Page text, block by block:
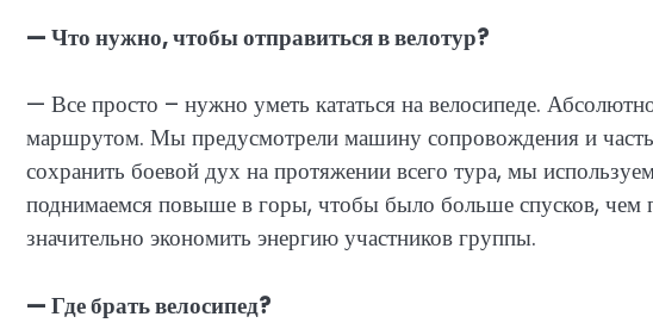
— Что нужно, чтобы отправиться в велотур?
— Все просто – нужно уметь кататься на велосипеде.
маршрутом. Мы предусмотрели машину сопровождения и
сохранить боевой дух на протяжении всего тура, мы
поднимаемся повыше в горы, чтобы было больше спусков, чем
значительно экономить энергию участников группы.
— Где брать велосипед?